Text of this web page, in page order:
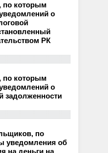
по которым
о
РК
по которым
о
задолженности
по
уведомления об
на деньги на